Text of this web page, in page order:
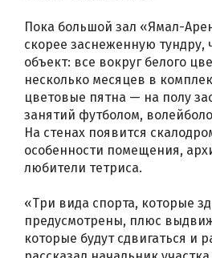
Пока большой зал «Ямал-
скорее заснеженную
объект: все вокруг белого
несколько месяцев в
цветовые пятна — на полу
занятий футболом,
На стенах появится
особенности помещения,
любители тетриса.
«Три вида спорта, которые
предусмотрены, плюс
которые будут сдвигаться и